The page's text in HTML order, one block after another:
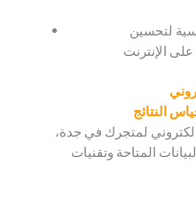
لتحسين
على الإنترنت
النتائج
لمتجرك في جدة،
المتاحة وتقنيات